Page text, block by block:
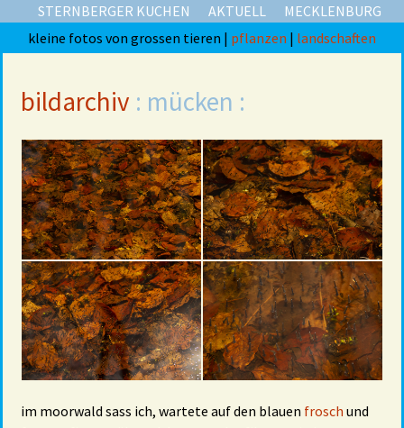
STERNBERGER KUCHEN AKTUELL
MECKLENBURG
kleine fotos von grossen tieren | pflanzen | landschaften
bildarchiv : mücken :
im moorwald sass ich, wartete auf den blauen frosch und